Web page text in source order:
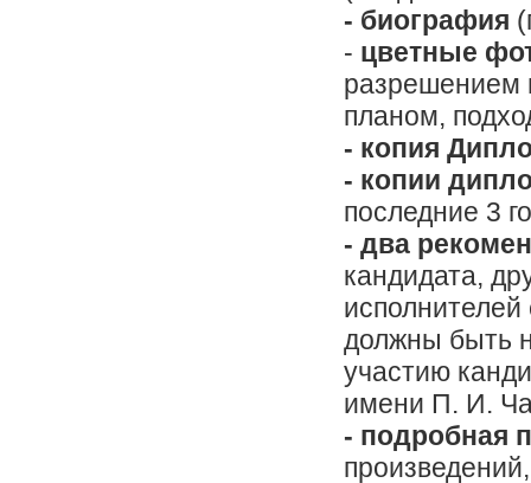
- биография
- цветные
разрешением
планом,
- копия
- копии
последние 3
- два
кандидата,
должны быть
участию
имени П. И.
- подробная